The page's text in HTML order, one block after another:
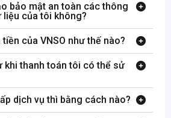
bảo mật an toàn các thông
liệu của tôi không?
của VNSO như thế nào?
khi thanh toán tôi có thể sử
dịch vụ thì bằng cách nào?